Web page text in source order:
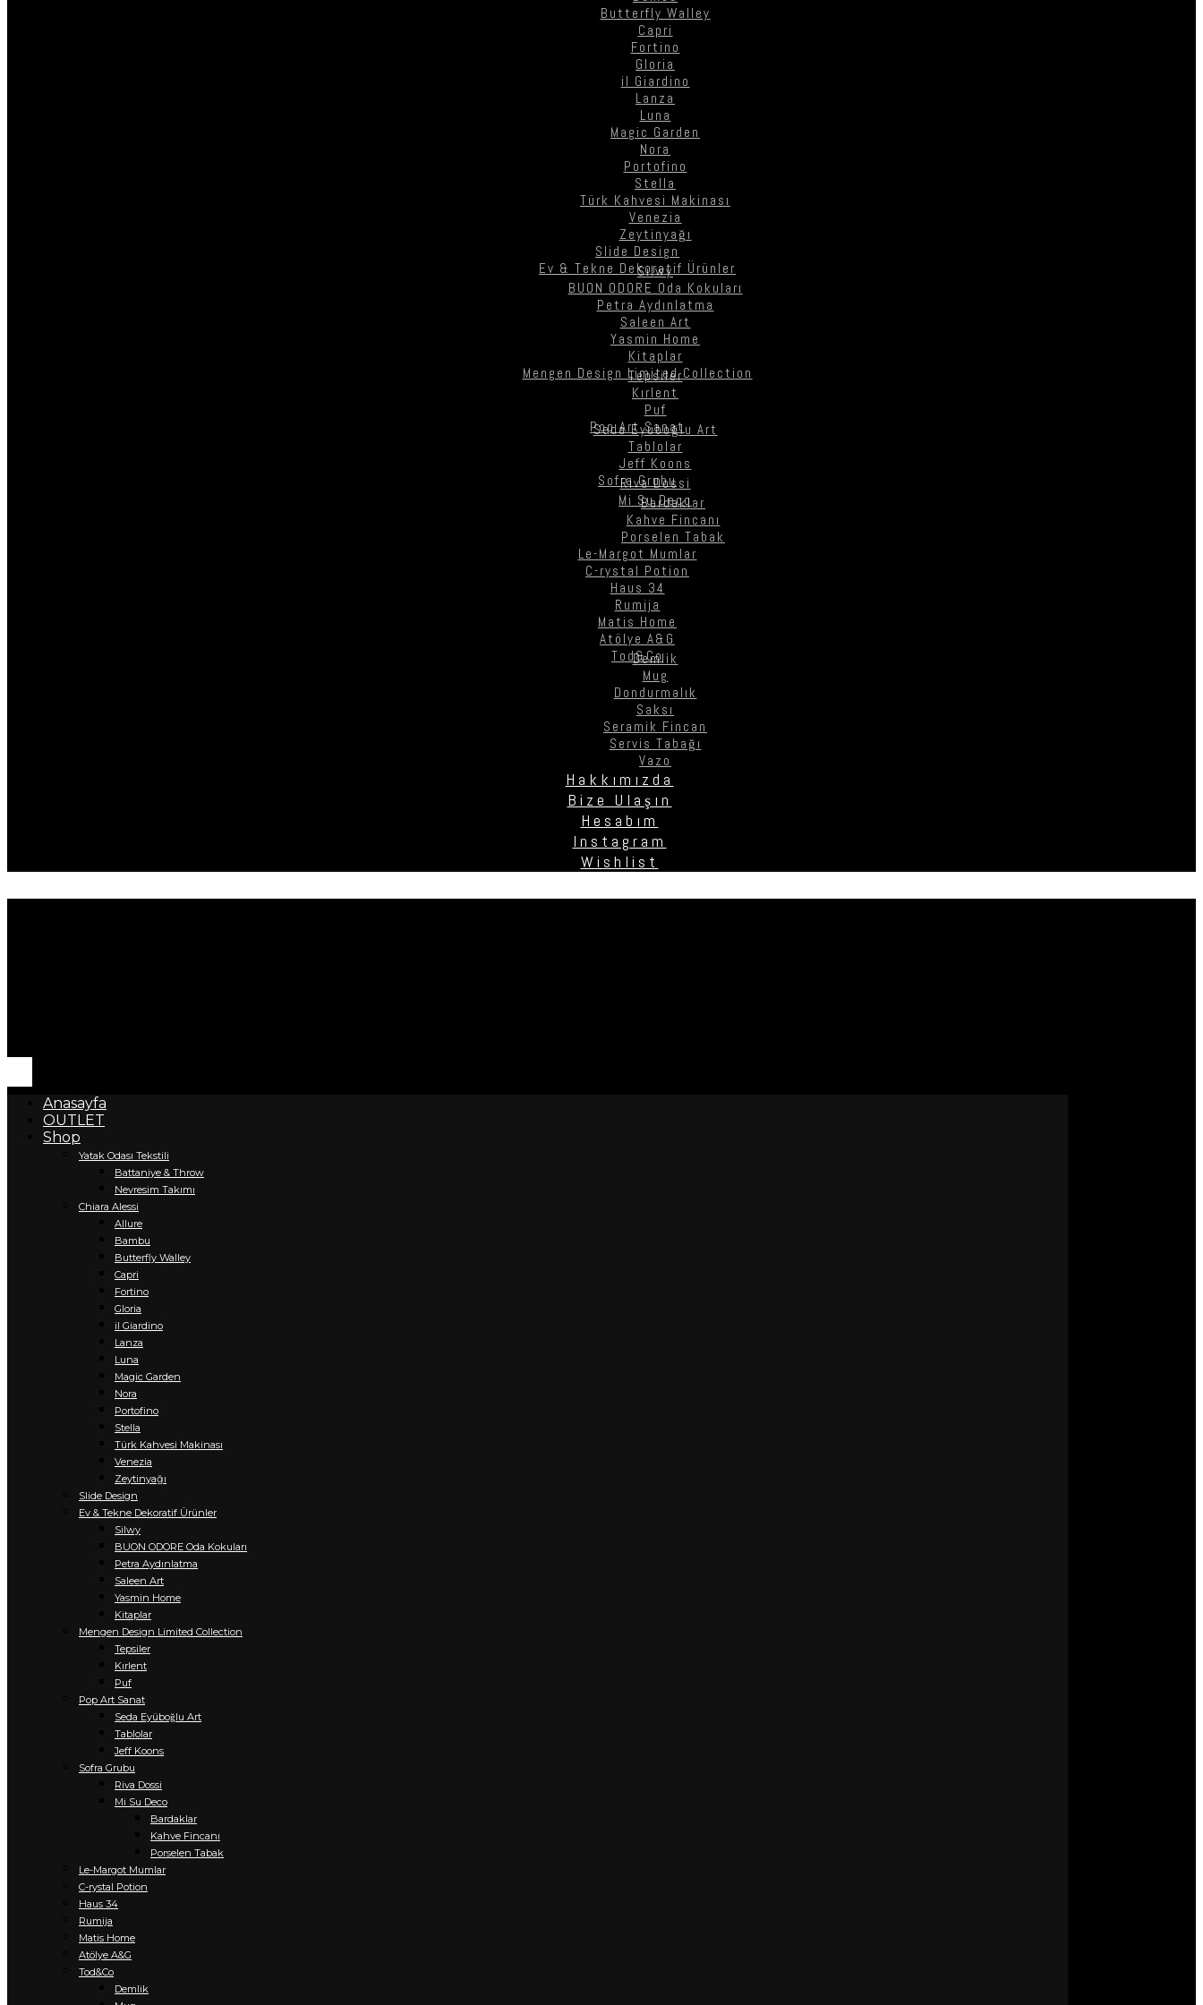
Butterfly Walley
Capri
Fortino
Gloria
il Giardino
Lanza
Luna
Magic Garden
Nora
Portofino
Stella
Türk Kahvesi Makinası
Venezia
Zeytinyağı
Slide Design
Ev & Tekne Dekoratif Ürünler
Silwy
BUON ODORE Oda Kokuları
Petra Aydınlatma
Saleen Art
Yasmin Home
Kitaplar
Mengen Design Limited Collection
Tepsiler
Kırlent
Puf
Pop Art Sanat
Seda Eyüboğlu Art
Tablolar
Jeff Koons
Sofra Grubu
Riva Dossi
Mi Su Deco
Bardaklar
Kahve Fincanı
Porselen Tabak
Le-Margot Mumlar
C-rystal Potion
Haus 34
Rumija
Matis Home
Atölye A&G
Tod&Co
Demlik
Mug
Dondurmalık
Saksı
Seramik Fincan
Servis Tabağı
Vazo
Hakkımızda
Bize Ulaşın
Hesabım
Instagram
Wishlist
Anasayfa
OUTLET
Shop
Yatak Odası Tekstili
Battaniye & Throw
Nevresim Takımı
Chiara Alessi
Allure
Bambu
Butterfly Walley
Capri
Fortino
Gloria
il Giardino
Lanza
Luna
Magic Garden
Nora
Portofino
Stella
Türk Kahvesi Makinası
Venezia
Zeytinyağı
Slide Design
Ev & Tekne Dekoratif Ürünler
Silwy
BUON ODORE Oda Kokuları
Petra Aydınlatma
Saleen Art
Yasmin Home
Kitaplar
Mengen Design Limited Collection
Tepsiler
Kırlent
Puf
Pop Art Sanat
Seda Eyüboğlu Art
Tablolar
Jeff Koons
Sofra Grubu
Riva Dossi
Mi Su Deco
Bardaklar
Kahve Fincanı
Porselen Tabak
Le-Margot Mumlar
C-rystal Potion
Haus 34
Rumija
Matis Home
Atölye A&G
Tod&Co
Demlik